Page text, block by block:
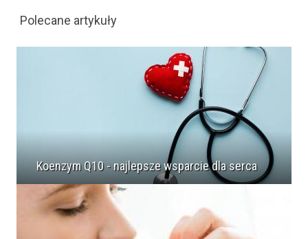
Polecane artykuły
Koenzym Q10 - najlepsze wsparcie dla serca